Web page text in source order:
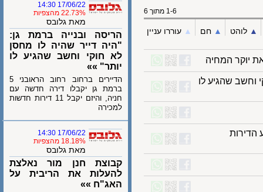
לוהט ▲︎ חם ▲︎ עוררו עניין
המחיה
שהגיע לו
17/06/22 14:30
22.73% מהצפיות
מאת גלובס
הריסה ובנייה ברמת גן:
"היה דייר שהיה לו מחסן
לא חוקי וחשב שהגיע לו
יותר" »»
הדיירים ברחוב רחוב הראובני 5
ברמת גן יקבלו דירה חדשה עם
חניה, והיזם יקבל 11 דירות חדשות
למכירה
17/06/22 14:30
18.18% מהצפיות
מאת גלובס
קבוצת חנן מור נאלצת
להעלות את הריבית על
האג"ח »»